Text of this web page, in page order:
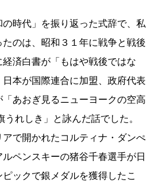
時代」を振り返った式辞で、私
のは、昭和３１年に戦争と戦後
済白書が「もはや戦後ではな
本が国際連合に加盟、政府代表
あおぎ見るニューヨークの空高
うれしき」と詠んだ話でした。
で開かれたコルティナ・ダンぺ
ペンスキーの猪谷千春選手が日
ックで銀メダルを獲得したこ